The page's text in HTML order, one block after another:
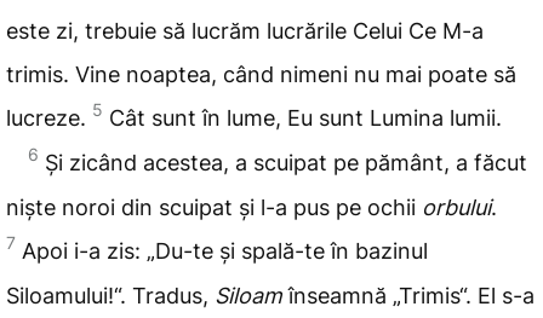
este zi, trebuie să lucrăm lucrările Celui Ce M-a
trimis. Vine noaptea, când nimeni nu mai poate să
lucreze. 5 Cât sunt în lume, Eu sunt Lumina lumii.
6 Și zicând acestea, a scuipat pe pământ, a făcut
niște noroi din scuipat și l-a pus pe ochii orbului.
7 Apoi i-a zis: „Du-te și spală-te în bazinul
Siloamului!“. Tradus, Siloamînseamnă „Trimis“. El s-a